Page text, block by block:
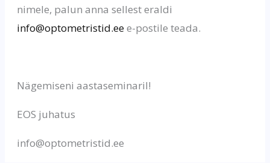
nimele, palun anna sellest eraldi
info@optometristid.eee-postile teada.
Nägemiseni aastaseminaril!
EOS juhatus
info@optometristid.ee